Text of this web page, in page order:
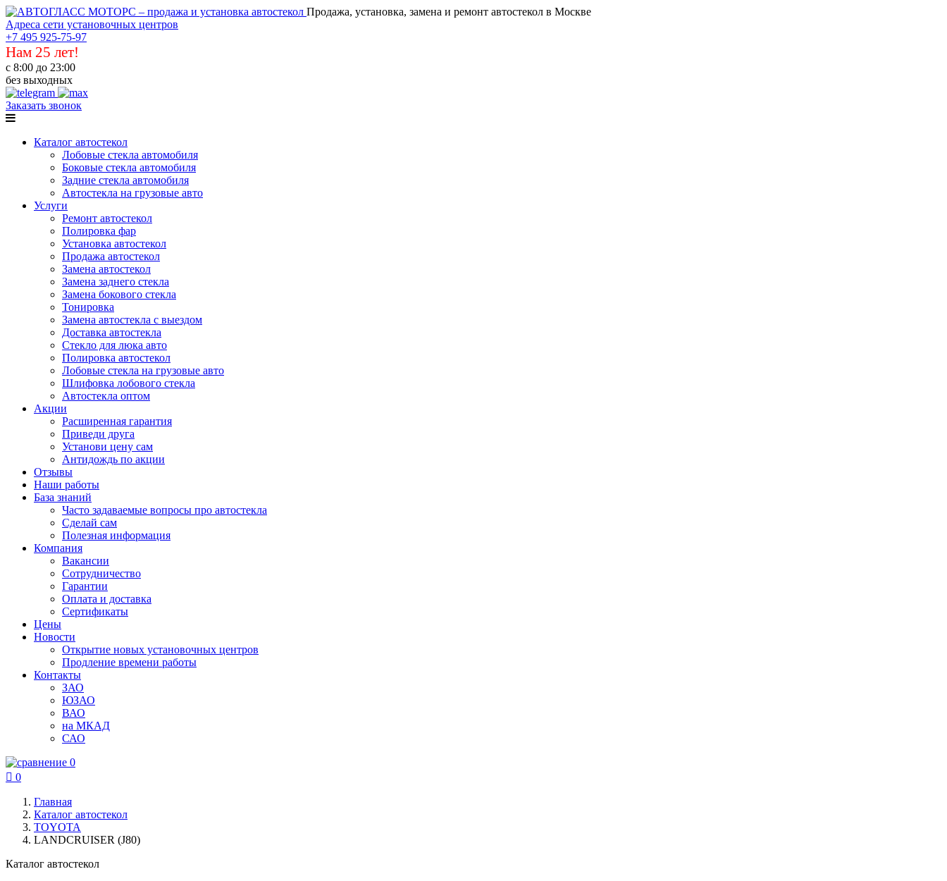
Продажа, установка, замена и ремонт автостекол в Москве
Адреса сети установочных центров
+7 495 925-75-97
Нам 25 лет!
с 8:00 до 23:00
без выходных
Заказать звонок
Каталог автостекол
Лобовые стекла автомобиля
Боковые стекла автомобиля
Задние стекла автомобиля
Автостекла на грузовые авто
Услуги
Ремонт автостекол
Полировка фар
Установка автостекол
Продажа автостекол
Замена автостекол
Замена заднего стекла
Замена бокового стекла
Тонировка
Замена автостекла с выездом
Доставка автостекла
Стекло для люка авто
Полировка автостекол
Лобовые стекла на грузовые авто
Шлифовка лобового стекла
Автостекла оптом
Акции
Расширенная гарантия
Приведи друга
Установи цену сам
Антидождь по акции
Отзывы
Наши работы
База знаний
Часто задаваемые вопросы про автостекла
Сделай сам
Полезная информация
Компания
Вакансии
Сотрудничество
Гарантии
Оплата и доставка
Сертификаты
Цены
Новости
Открытие новых установочных центров
Продление времени работы
Контакты
ЗАО
ЮЗАО
ВАО
на МКАД
САО
0
 0
Главная
Каталог автостекол
TOYOTA
LANDCRUISER (J80)
Каталог автостекол